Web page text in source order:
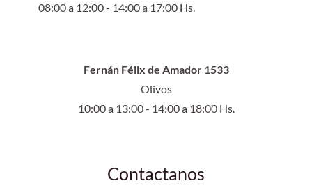
08:00 a 12:00 - 14:00 a 17:00 Hs.
Fernán Félix de Amador 1533
Olivos
10:00 a 13:00 - 14:00 a 18:00 Hs.
Contactanos